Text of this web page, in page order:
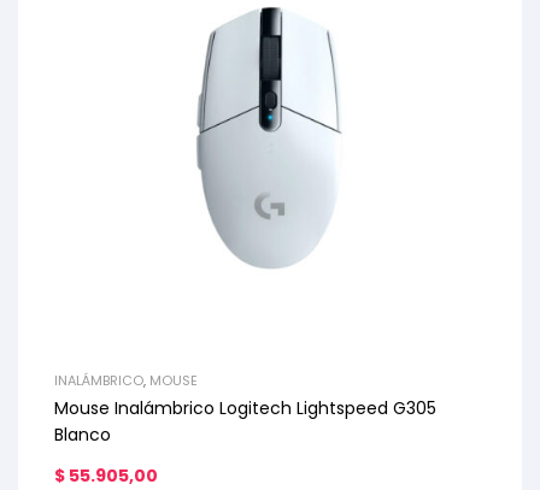
INALÁMBRICO, MOUSE
Mouse Inalámbrico Logitech Lightspeed G305
Blanco
$ 55.905,00